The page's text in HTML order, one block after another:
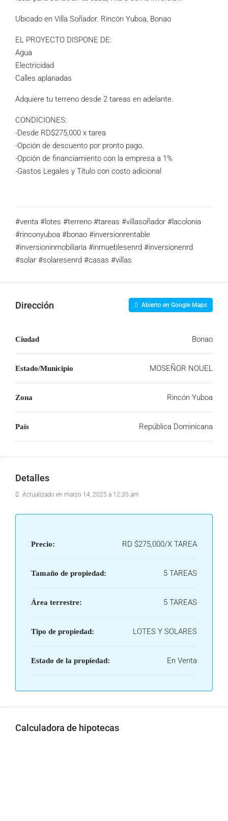
Ubicado en Villa Soñador. Rincón Yuboa, Bonao
EL PROYECTO DISPONE DE:
Agua
Electricidad
Calles aplanadas
Adquiere tu terreno desde 2 tareas en adelante.
CONDICIONES:
-Desde RD$275,000 x tarea
-Opción de descuento por pronto pago.
-Opción de financiamiento con la empresa a 1%
-Gastos Legales y Título con costo adicional
#venta #lotes #terreno #tareas #villasoñador #lacolonia
#rinconyuboa #bonao #inversionrentable
#inversioninmobiliaria #inmueblesenrd #inversionenrd
#solar #solaresenrd #casas #villas
Dirección Abierto en Google Maps
Ciudad Bonao
Estado/Municipio MOSEÑOR NOUEL
Zona Rincón Yuboa
País República Dominicana
Detalles
Actualizado en marzo 14, 2025 a 12:35 am
Precio: RD $275,000/X TAREA
Tamaño de propiedad: 5 TAREAS
Área terrestre: 5 TAREAS
Tipo de propiedad: LOTES Y SOLARES
Estado de la propiedad: En Venta
Calculadora de hipotecas